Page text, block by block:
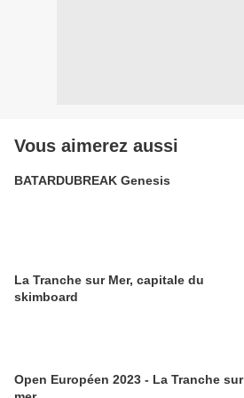
Vous aimerez aussi
BATARDUBREAK Genesis
La Tranche sur Mer, capitale du
skimboard
Open Européen 2023 - La Tranche sur